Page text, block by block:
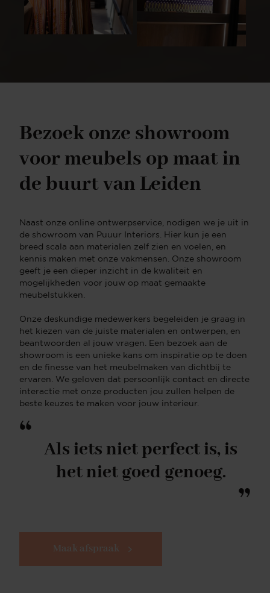
Bezoek onze showroom
voor meubels op maat in
de buurt van Leiden
Naast onze online ontwerpservice, nodigen we je uit in
de showroom van Puuur Interiors. Hier kun je een
breed scala aan materialen zelf zien en voelen, en
kennis maken met onze vakmensen. Onze showroom
geeft je een dieper inzicht in de kwaliteit en
mogelijkheden voor jouw op maat gemaakte
meubelstukken.
Onze deskundige medewerkers begeleiden je graag in
het kiezen van de juiste materialen en ontwerpen, en
beantwoorden al jouw vragen. Een bezoek aan de
showroom is een unieke kans om inspiratie op te doen
en de finesse van het meubelmaken van dichtbij te
ervaren. We geloven dat persoonlijk contact en directe
interactie met onze producten jou zullen helpen de
beste keuzes te maken voor jouw interieur.
“ Als iets niet perfect is, is
het niet goed genoeg.
”
Maak afspraak